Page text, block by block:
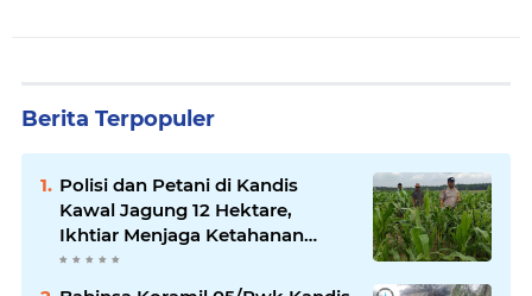
Berita Terpopuler
Polisi dan Petani di Kandis
Kawal Jagung 12 Hektare,
Ikhtiar Menjaga Ketahanan
Pangan